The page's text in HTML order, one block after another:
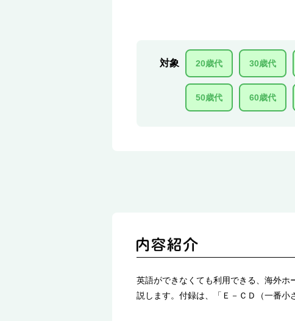
対象 20歳代 30歳代
50歳代 60歳代
英語ができなくても利用できる、海外
説します。付録は、「Ｅ－ＣＤ（一番小